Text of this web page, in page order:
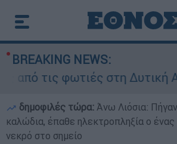
BREAKING NEWS:
από τις φωτιές στη Δυτική
δημοφιλές τώρα: Άνω Λιόσια:
καλώδια, έπαθε ηλεκτροπληξία ο
νεκρό στο σημείο